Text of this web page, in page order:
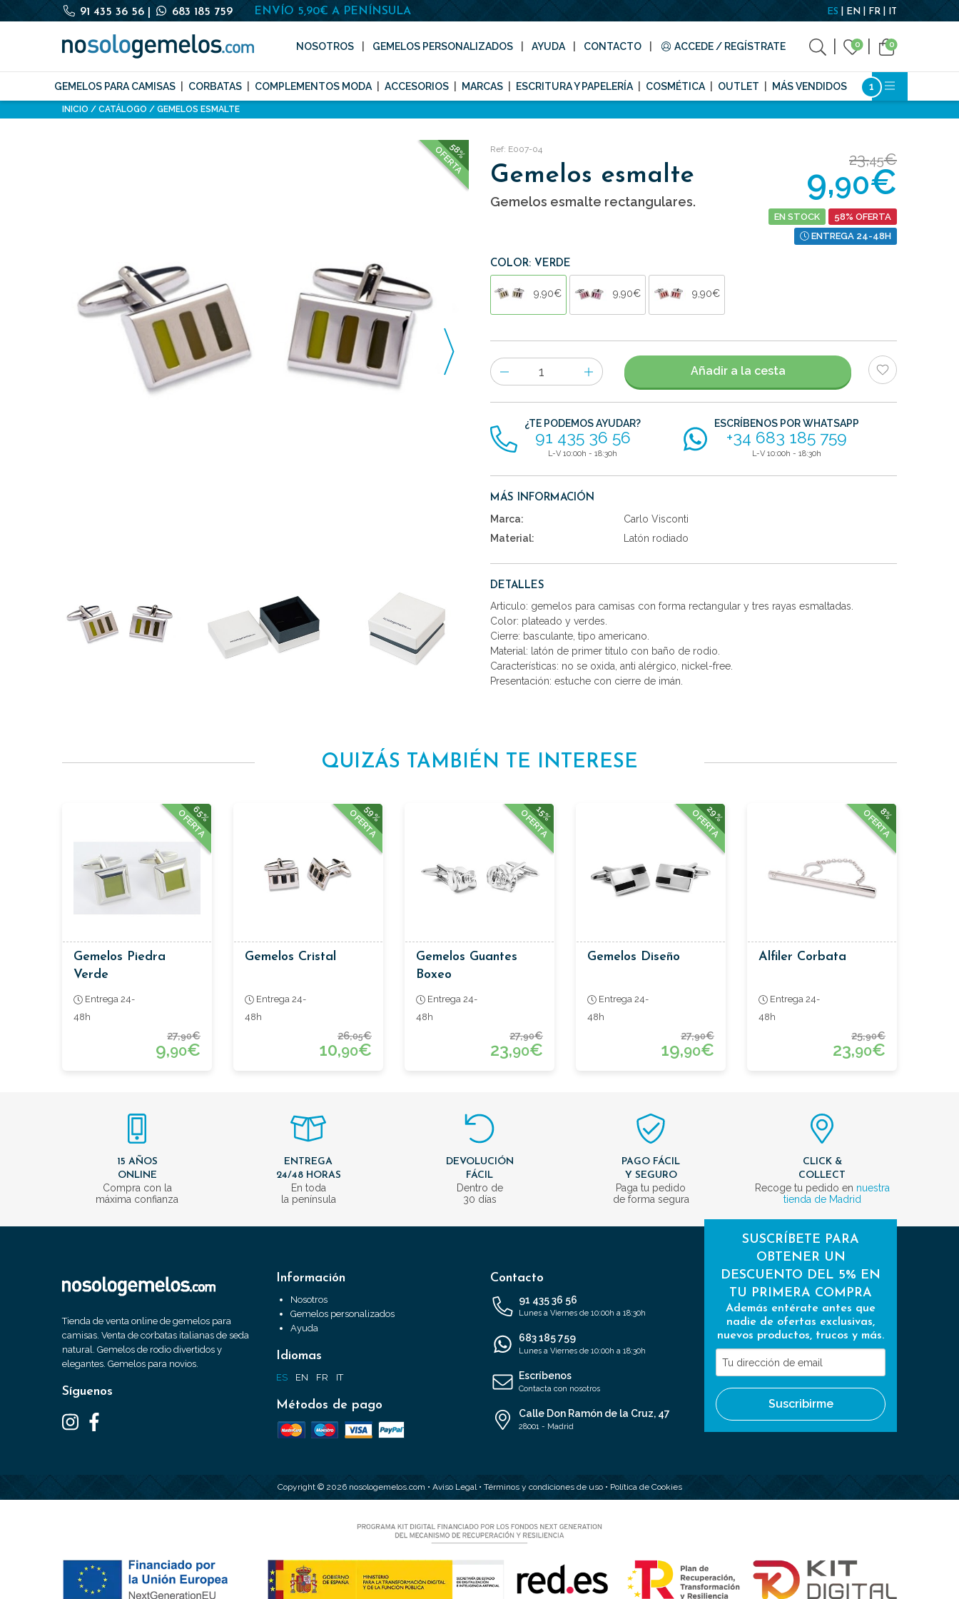
91 435 36 56 683 185 759 ENVÍO 5,90€ A PENÍNSULA ES EN FR IT
NOSOTROS GEMELOS PERSONALIZADOS AYUDA CONTACTO ACCEDE / REGÍSTRATE 0 0
GEMELOS PARA CAMISAS CORBATAS COMPLEMENTOS MODA ACCESORIOS MARCAS ESCRITURA Y PAPELERÍA COSMÉTICA OUTLET MÁS VENDIDOS
INICIO CATÁLOGO GEMELOS ESMALTE
58%
OFERTA Ref: E007-04
Gemelos esmalte
Gemelos esmalte rectangulares.
23,45€
9,90€
EN STOCK
58% OFERTA
ENTREGA 24-48H
COLOR: VERDE
9,90€ 9,90€ 9,90€
Número
de
artículos
Añadir a la cesta
¿TE PODEMOS AYUDAR?
91 435 36 56
L-V 10:00h - 18:30h
ESCRÍBENOS POR WHATSAPP
+34 683 185 759
L-V 10:00h - 18:30h
MÁS INFORMACIÓN
Marca:
Carlo Visconti
Material:
Latón rodiado
DETALLES
Articulo: gemelos para camisas con forma rectangular y tres rayas esmaltadas.
Color: plateado y verdes.
Cierre: basculante, tipo americano.
Material: latón de primer titulo con baño de rodio.
Características: no se oxida, anti alérgico, nickel-free.
Presentación: estuche con cierre de imán.
QUIZÁS TAMBIÉN TE INTERESE
65%
OFERTA
Gemelos Piedra
Verde
Entrega 24-
48h
27,90€
9,90€
59%
OFERTA
Gemelos Cristal
Entrega 24-
48h
26,05€
10,90€
15%
OFERTA
Gemelos Guantes
Boxeo
Entrega 24-
48h
27,90€
23,90€
29%
OFERTA
Gemelos Diseño
Entrega 24-
48h
27,90€
19,90€
8%
OFERTA
Alfiler Corbata
Entrega 24-
48h
25,90€
23,90€
15 AÑOS
ONLINE
Compra con la
máxima confianza
ENTREGA
24/48 HORAS
En toda
la península
DEVOLUCIÓN
FÁCIL
Dentro de
30 días
PAGO FÁCIL
Y SEGURO
Paga tu pedido
de forma segura
CLICK &
COLLECT
Recoge tu pedido en nuestra
tienda de Madrid
Tienda de venta online de gemelos para
camisas. Venta de corbatas italianas de seda
natural. Gemelos de rodio divertidos y
elegantes. Gemelos para novios.
Síguenos
Información
Nosotros
Gemelos personalizados
Ayuda
Idiomas
ES EN FR IT
Métodos de pago
Contacto
91 435 36 56
Lunes a Viernes de 10:00h a 18:30h
683 185 759
Lunes a Viernes de 10:00h a 18:30h
Escríbenos
Contacta con nosotros
Calle Don Ramón de la Cruz, 47
28001 - Madrid
SUSCRÍBETE PARA
OBTENER UN
DESCUENTO DEL 5% EN
TU PRIMERA COMPRA
Además entérate antes que
nadie de ofertas exclusivas,
nuevos productos, trucos y más.
Tu
dirección
de
email
Suscribirme
Copyright © 2026 nosologemelos.com • Aviso Legal • Términos y condiciones de uso• Política de Cookies